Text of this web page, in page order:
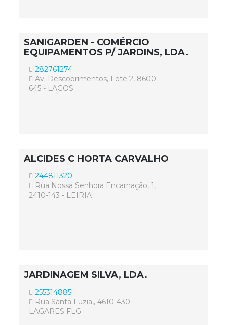
SANIGARDEN - COMÉRCIO
EQUIPAMENTOS P/ JARDINS, LDA.
282761274
Av. Descobrimentos, Lote 2, 8600-
645 - LAGOS
ALCIDES C HORTA CARVALHO
244811320
Rua Nossa Senhora Encarnação, 1,
2410-143 - LEIRIA
JARDINAGEM SILVA, LDA.
255314885
Rua Santa Luzia,, 4610-430 -
LAGARES FLG